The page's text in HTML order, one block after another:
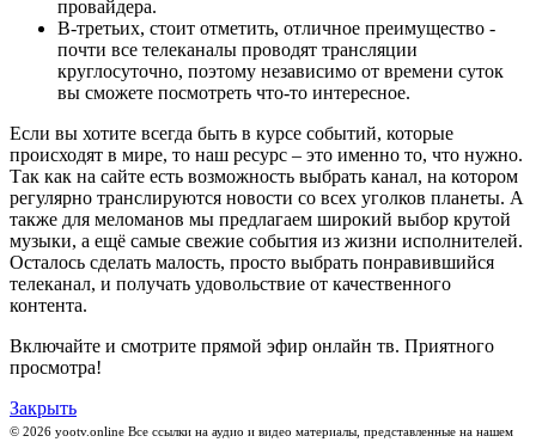
провайдера.
В-третьих, стоит отметить, отличное преимущество -
почти все телеканалы проводят трансляции
круглосуточно, поэтому независимо от времени суток
вы сможете посмотреть что-то интересное.
Если вы хотите всегда быть в курсе событий, которые
происходят в мире, то наш ресурс – это именно то, что нужно.
Так как на сайте есть возможность выбрать канал, на котором
регулярно транслируются новости со всех уголков планеты. А
также для меломанов мы предлагаем широкий выбор крутой
музыки, а ещё самые свежие события из жизни исполнителей.
Осталось сделать малость, просто выбрать понравившийся
телеканал, и получать удовольствие от качественного
контента.
Включайте и смотрите прямой эфир онлайн тв. Приятного
просмотра!
Закрыть
© 2026 yootv.online Все ссылки на аудио и видео материалы, представленные на нашем